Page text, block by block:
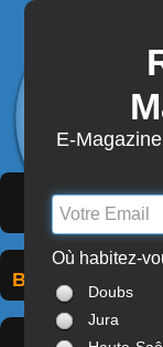
Franche-
(
Bibliothèques
E-
Où habitez-
Doubs
Jura